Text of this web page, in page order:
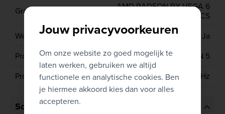
Grafische kaart
AMD RADEON RX VEGA 6
GRAPHICS
Webcam
Ja
Processor type
AMD RYZEN 5
Processor
PRO 4650U 2.1 GHz
Scherm
Jouw privacyvoorkeuren
Om onze website zo goed mogelijk te
laten werken, gebruiken we altijd
functionele en analytische cookies. Ben
je hiermee akkoord kies dan voor alles
accepteren.